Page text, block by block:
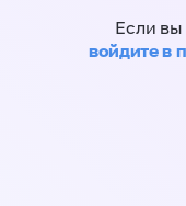
Если вы
войдите в